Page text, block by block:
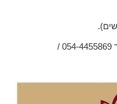
לפרטים נוספים והרשמה: סיוונה קליגר 054-4455869 /